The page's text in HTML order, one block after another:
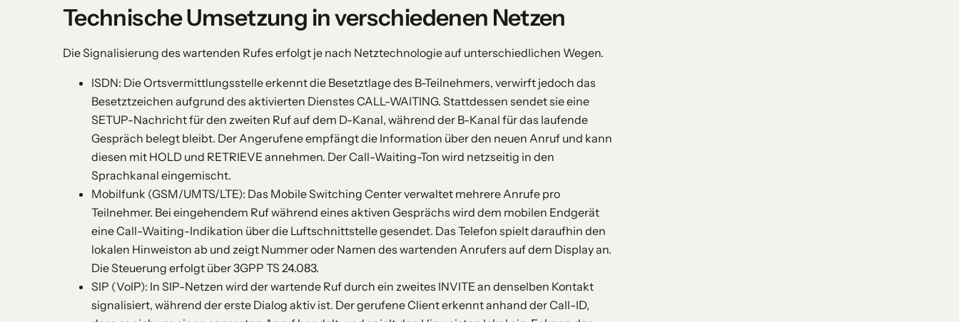
Technische Umsetzung in verschiedenen Netzen
Die Signalisierung des wartenden Rufes erfolgt je nach Netztechnologie auf unterschiedlichen Wegen.
ISDN: Die Ortsvermittlungsstelle erkennt die Besetztlage des B-Teilnehmers, verwirft jedoch das
Besetztzeichen aufgrund des aktivierten Dienstes CALL-WAITING. Stattdessen sendet sie eine
SETUP-Nachricht für den zweiten Ruf auf dem D-Kanal, während der B-Kanal für das laufende
Gespräch belegt bleibt. Der Angerufene empfängt die Information über den neuen Anruf und kann
diesen mit HOLD und RETRIEVE annehmen. Der Call-Waiting-Ton wird netzseitig in den
Sprachkanal eingemischt.
Mobilfunk (GSM/UMTS/LTE): Das Mobile Switching Center verwaltet mehrere Anrufe pro
Teilnehmer. Bei eingehendem Ruf während eines aktiven Gesprächs wird dem mobilen Endgerät
eine Call-Waiting-Indikation über die Luftschnittstelle gesendet. Das Telefon spielt daraufhin den
lokalen Hinweiston ab und zeigt Nummer oder Namen des wartenden Anrufers auf dem Display an.
Die Steuerung erfolgt über 3GPP TS 24.083.
SIP (VoIP): In SIP-Netzen wird der wartende Ruf durch ein zweites INVITE an denselben Kontakt
signalisiert, während der erste Dialog aktiv ist. Der gerufene Client erkennt anhand der Call-ID,